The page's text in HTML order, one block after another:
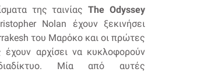
της ταινίαςThe Odyssey
Nolan έχουν ξεκινήσει
του Μαρόκο και οι πρώτες
έχουν αρχίσει να κυκλοφορούν
Μία από αυτές